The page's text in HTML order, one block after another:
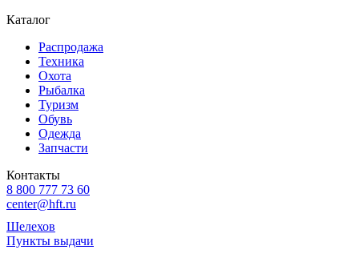
Каталог
Распродажа
Техника
Охота
Рыбалка
Туризм
Обувь
Одежда
Запчасти
Контакты
8 800 777 73 60
center@hft.ru
Шелехов
Пункты выдачи